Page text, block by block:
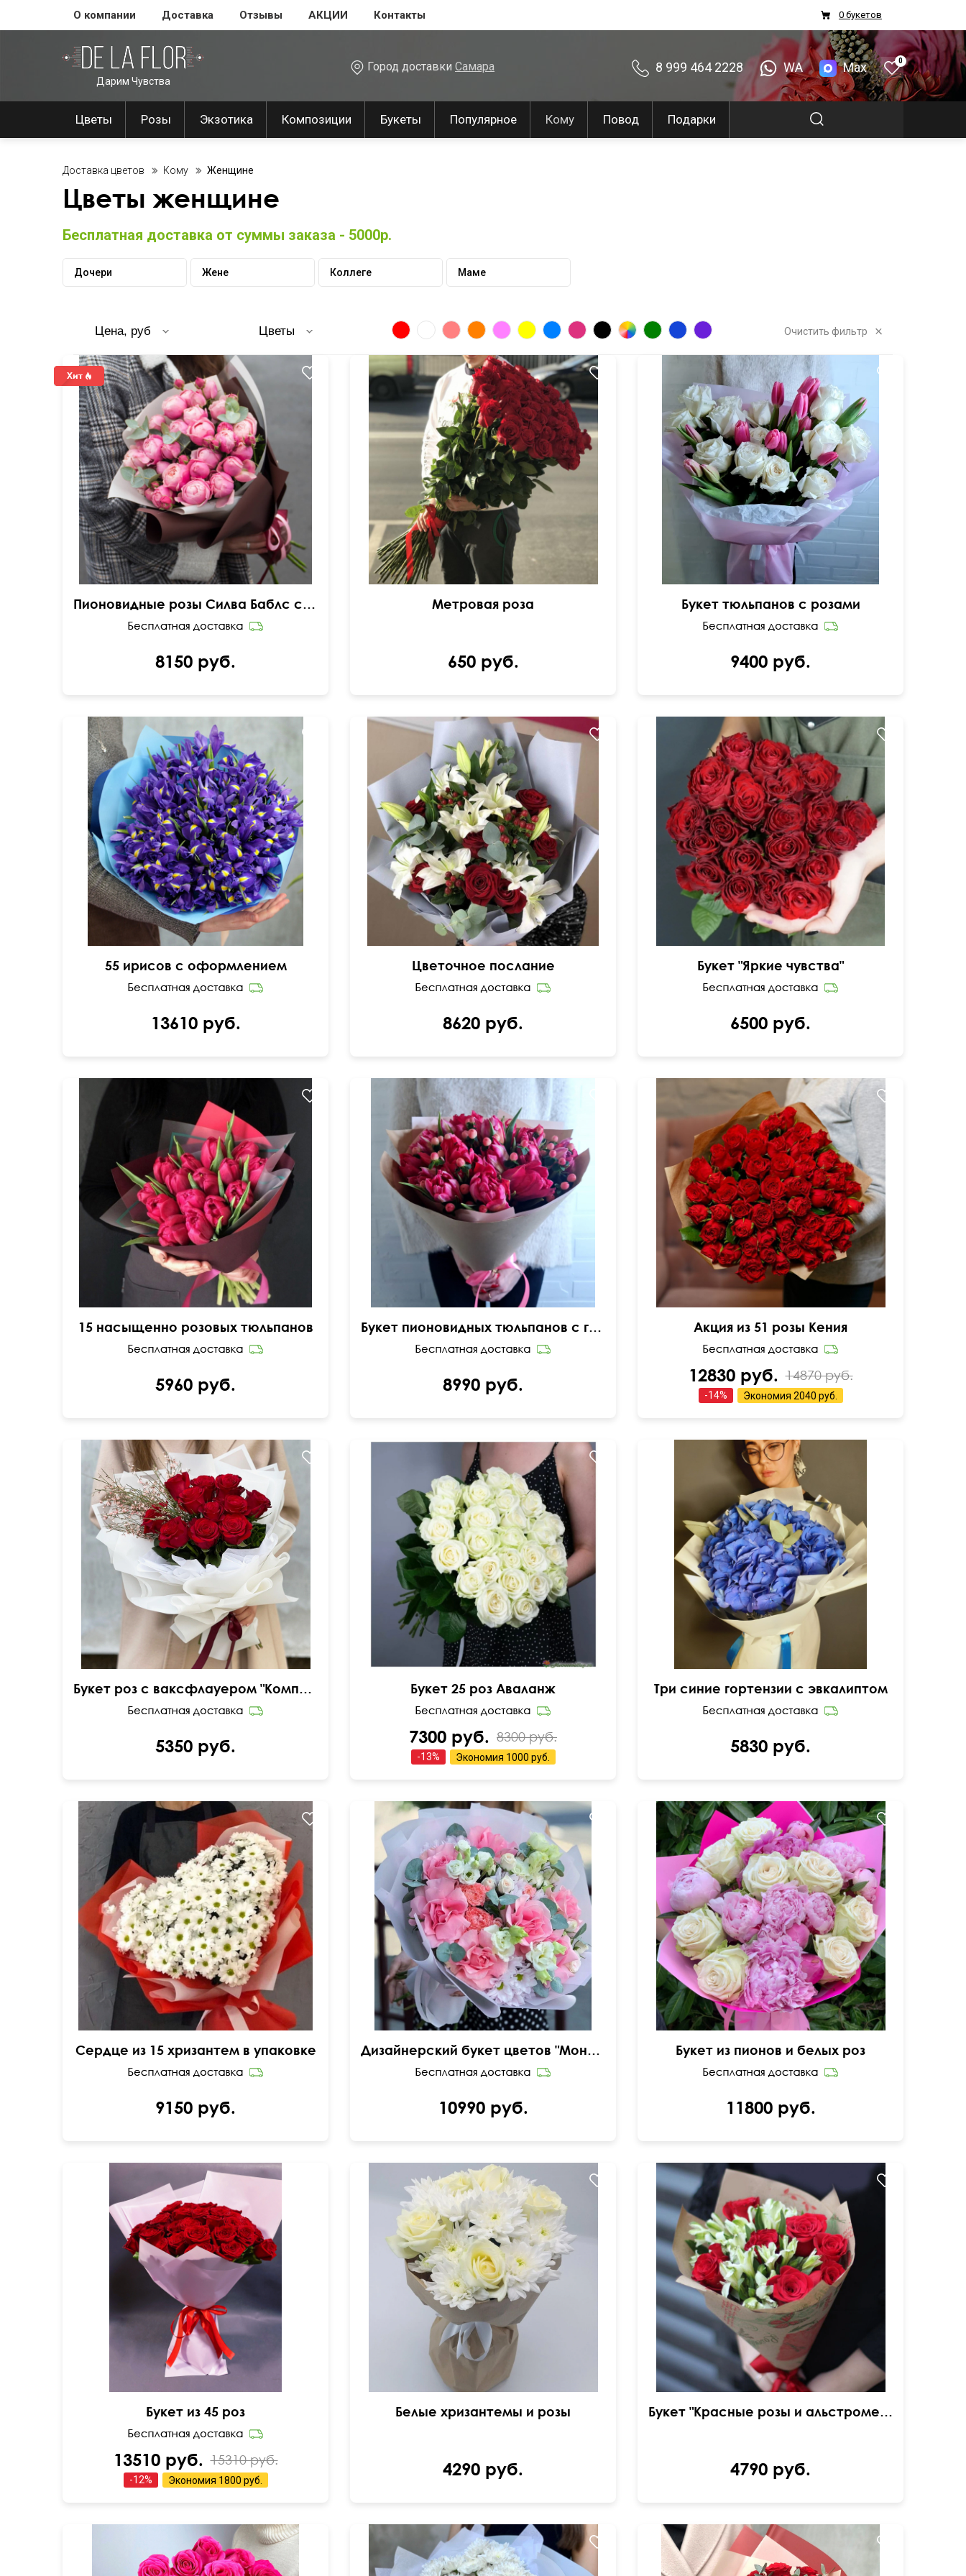
О компании Доставка Отзывы АКЦИИ Контакты 0 букетов
Дарим Чувства
Город доставки Самара 8 999 464 2228 WA Max 0
Цветы Розы Экзотика Композиции Букеты Популярное Кому Повод Подарки
Доставка цветов Кому Женщине
Цветы женщине
Бесплатная доставка от суммы заказа - 5000р.
Дочери Жене Коллеге Маме
Цена, руб Цветы Очистить фильтр
Пионовидные розы Силва Баблс с эвкалиптом
8150 руб.
Метровая роза
650 руб.
50 см 40 см
Букет тюльпанов с розами
9400 руб.
50 см 40 см
55 ирисов с оформлением
13610 руб.
60 см 50 см
Цветочное послание
8620 руб.
21 красная кенийская роза
Букет "Яркие чувства"
6500 руб.
45 см 25 см
15 насыщенно розовых тюльпанов
5960 руб.
Букет пионовидных тюльпанов с гиперикумом
8990 руб.
Мини-розочки 40 см
Акция из 51 розы Кения
12830 руб. 14870 руб.
-14% Экономия 2040 руб.
Пышная упаковка
Букет роз с ваксфлауером "Комплимент королеве"
5350 руб.
50 см 25 см
Букет 25 роз Аваланж
7300 руб. 8300 руб.
-13% Экономия 1000 руб.
Три синие гортензии с эвкалиптом
5830 руб.
Сердце из 15 хризантем в упаковке
9150 руб.
Вывернутые розы, лизиантусы (эустома),
гвоздика
Дизайнерский букет цветов "Моника"
10990 руб.
Современная упаковка
Букет из пионов и белых роз
11800 руб.
60 см 60 см
Букет из 45 роз
13510 руб. 15310 руб.
-12% Экономия 1800 руб.
Крафт бумага
Белые хризантемы и розы
4290 руб.
в крафтовой бумаге
Букет "Красные розы и альстромерия"
4790 руб.